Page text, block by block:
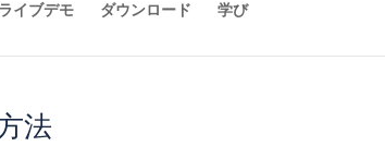
ライブデモ ダウンロード 学び
法